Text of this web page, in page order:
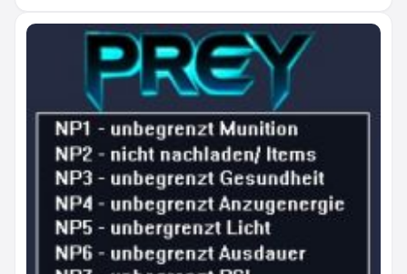
бесконечную выносливость, отсутствие перезарядки и
отдачи, супер прыжок, супер скорость, прохождение
сквозь стены и заграждения, режим скрытности,
бесконечный фонарик, заморозку таймера взлома,
убийство с одного удара / выстрела, а также
телепортацию.